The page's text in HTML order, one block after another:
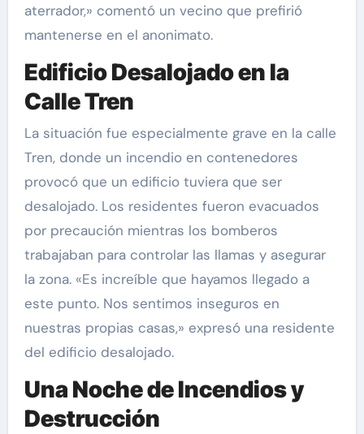
aterrador,» comentó un vecino que prefirió
mantenerse en el anonimato.
Edificio Desalojado en la
Calle Tren
La situación fue especialmente grave en la calle
Tren, donde un incendio en contenedores
provocó que un edificio tuviera que ser
desalojado. Los residentes fueron evacuados
por precaución mientras los bomberos
trabajaban para controlar las llamas y asegurar
la zona. «Es increíble que hayamos llegado a
este punto. Nos sentimos inseguros en
nuestras propias casas,» expresó una residente
del edificio desalojado.
Una Noche de Incendios y
Destrucción